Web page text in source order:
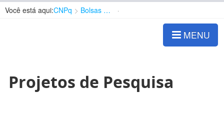
Você está aqui:CNPq Bolsas e Auxílios Vigentes
MENU
Projetos de Pesquisa